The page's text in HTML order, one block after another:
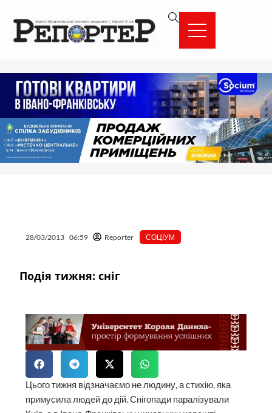
вмісту
28/03/2013 06:59 Reporter СОЦІУМ
Подія тижня: сніг
Цього тижня відзначаємо не людину, а стихію, яка
примусила людей до дій. Снігопади паралізували